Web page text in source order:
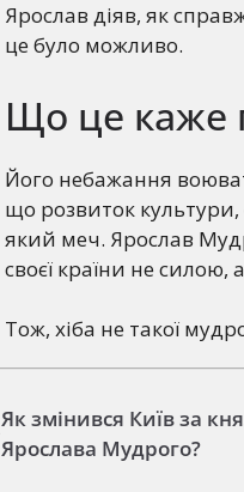
Ярослав діяв, як
це було можливо.
Що це каже
Його небажання
що розвиток культури,
який меч. Ярослав
своєї країни не
Тож, хіба не такої
Як змінився Київ за
Ярослава Мудрого?